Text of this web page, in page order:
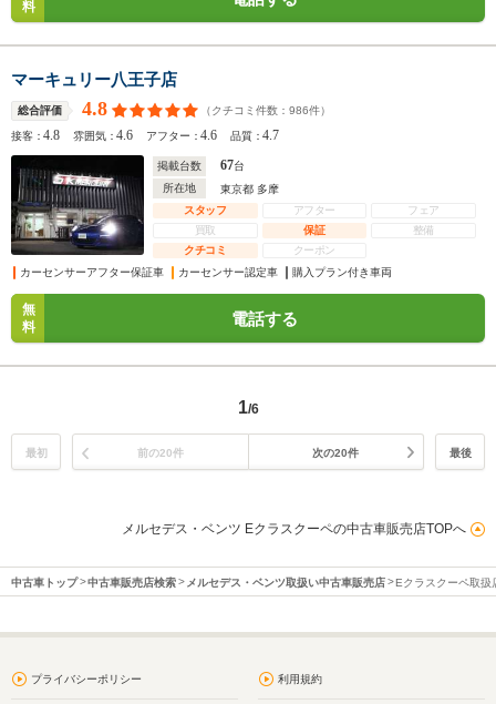
料
マーキュリー八王子店
総合評価 4.8 （クチコミ件数： 986件）
接客：4.8 雰囲気：4.6 アフター：4.6 品質：4.7
掲載台数 67台
所在地
東京都 多摩
スタッフ
アフター
フェア
買取
保証
整備
クチコミ
クーポン
カーセンサーアフター保証車
カーセンサー認定車 購入プラン付き車両
無
料
電話する
1/6
最初 前の20件 次の20件 最後
メルセデス・ベンツ Eクラスクーペの中古車販売店TOPへ
中古車トップ 中古車販売店検索 メルセデス・ベンツ取扱い中古車販売店 Eクラスクーペ取扱
プライバシーポリシー 利用規約